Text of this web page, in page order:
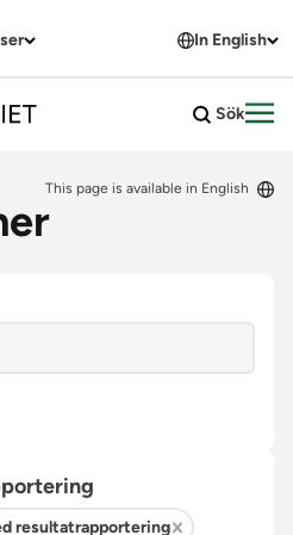
In English
Sök
This page is available in English
resultatrapportering